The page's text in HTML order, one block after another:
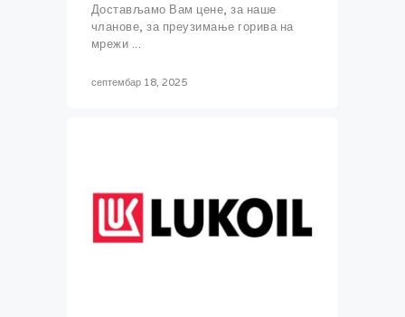
Достављамо Вам цене, за наше
чланове, за преузимање горива на
мрежи ...
септембар 18, 2025